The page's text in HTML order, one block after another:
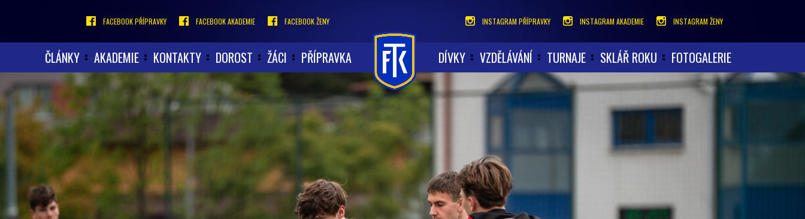
FACEBOOK PŘÍPRAVKY FACEBOOK AKADEMIE FACEBOOK ŽENY INSTAGRAM PŘÍPRAVKY INSTAGRAM AKADEMIE INSTAGRAM ŽENY
ČLÁNKY AKADEMIE KONTAKTY DOROST ŽÁCI PŘÍPRAVKA DÍVKY VZDĚLÁVÁNÍ TURNAJE SKLÁŘ ROKU FOTOGALERIE